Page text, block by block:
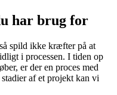
har brug for
spild ikke kræfter på at
i processen. I tiden op
er der en proces med
af et projekt kan vi